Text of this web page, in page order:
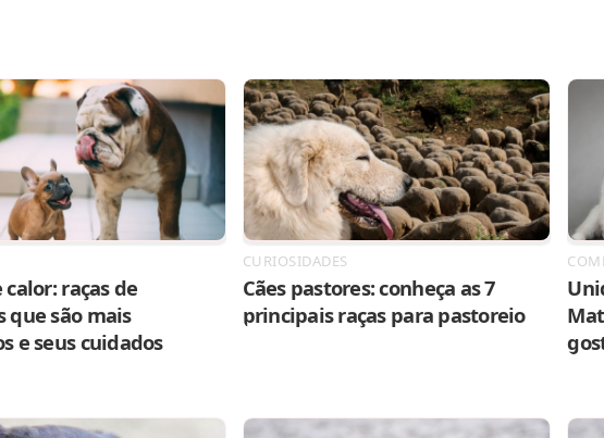
raças de
que são mais
e seus cuidados
CURIOSIDADES
Cães pastores: conheça as 7
principais raças para pastoreio